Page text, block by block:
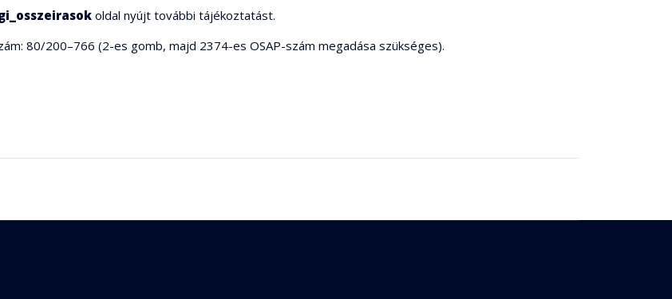
oldal nyújt további tájékoztatást.
80/200–766 (2-es gomb, majd 2374-es OSAP-szám megadása szükséges).